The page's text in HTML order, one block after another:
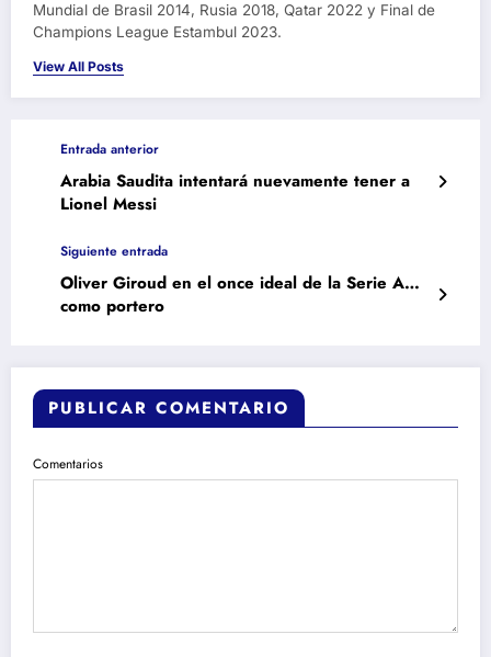
Mundial de Brasil 2014, Rusia 2018, Qatar 2022 y Final de
Champions League Estambul 2023.
View All Posts
Entrada anterior
Arabia Saudita intentará nuevamente tener a
Lionel Messi
Siguiente entrada
Oliver Giroud en el once ideal de la Serie A…
como portero
PUBLICAR COMENTARIO
Comentarios